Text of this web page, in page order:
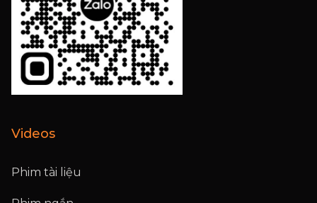
Videos
Phim tài liệu